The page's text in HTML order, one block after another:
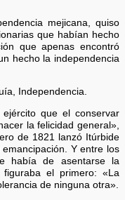
mejicana, quiso
que habían hecho
que apenas encontró
hecho la independencia
Independencia.
que el conservar
la felicidad general»,
de 1821 lanzó Itúrbide
Y entre los
había de asentarse la
figuraba el primero: «La
de ninguna otra».